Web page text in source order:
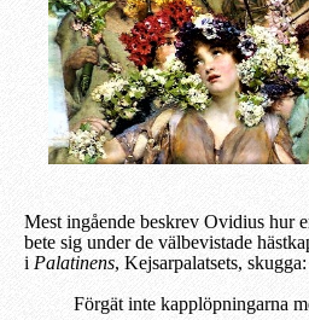
Mest ingående beskrev Ovidius hur
bete sig under de välbevistade
i Palatinens, Kejsarpalatsets, skugga:
Förgät inte kapplöpningarna